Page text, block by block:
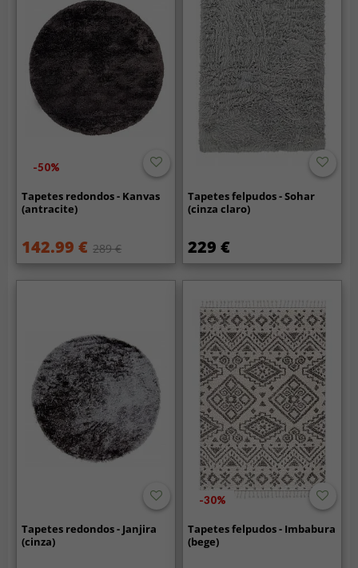
-50%
Tapetes redondos - Kanvas
(antracite)
142.99 € 289 €
Tapetes felpudos - Sohar
(cinza claro)
229 €
Tapetes redondos - Janjira
(cinza)
-30%
Tapetes felpudos - Imbabura
(bege)